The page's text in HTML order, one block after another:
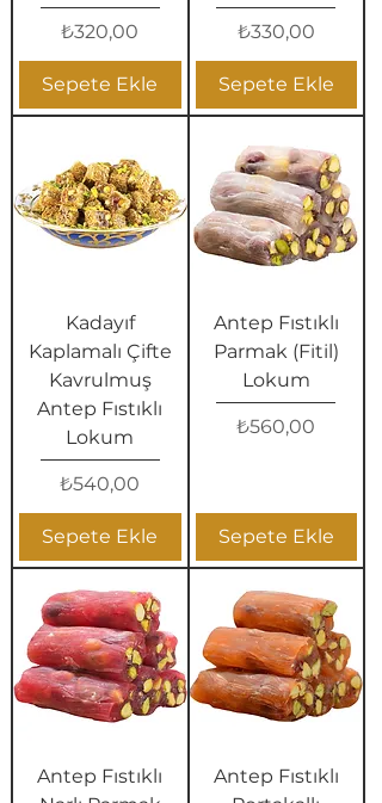
Fiyat
₺320,00
Sepete Ekle
Fiyat
₺330,00
Sepete Ekle
Kadayıf
Kaplamalı Çifte
Kavrulmuş
Antep Fıstıklı
Lokum
Fiyat
₺540,00
Sepete Ekle
Antep Fıstıklı
Parmak (Fitil)
Lokum
Fiyat
₺560,00
Sepete Ekle
Antep Fıstıklı
Antep Fıstıklı